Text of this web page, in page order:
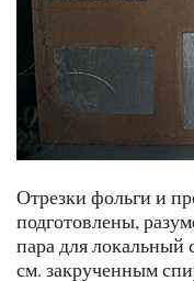
Отрезки фольги и
подготовлены,
пара для локальный
см. закрученным